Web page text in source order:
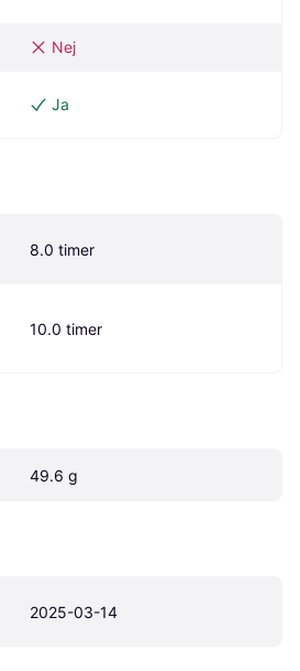
Nej
Ja
8.0 timer
10.0 timer
49.6 g
2025-03-14